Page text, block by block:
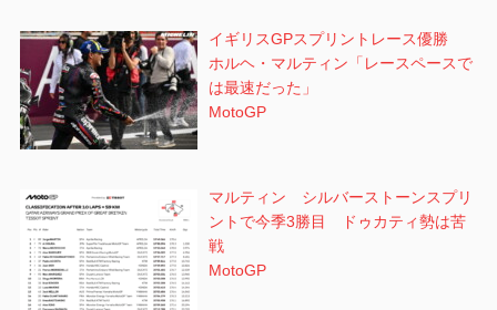
イギリスGPスプリントレース優勝
ホルヘ・マルティン「レースペースで
は最速だった」
MotoGP
マルティン シルバーストーンスプリ
ントで今季3勝目 ドゥカティ勢は苦
戦
MotoGP